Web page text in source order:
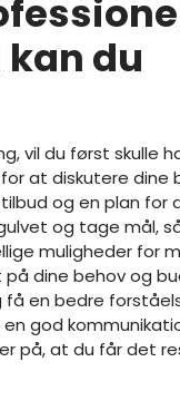
du
vil du først skulle
at diskutere dine
og en plan for
og tage mål,
muligheder for
dine behov og
en bedre
god
på, at du får det